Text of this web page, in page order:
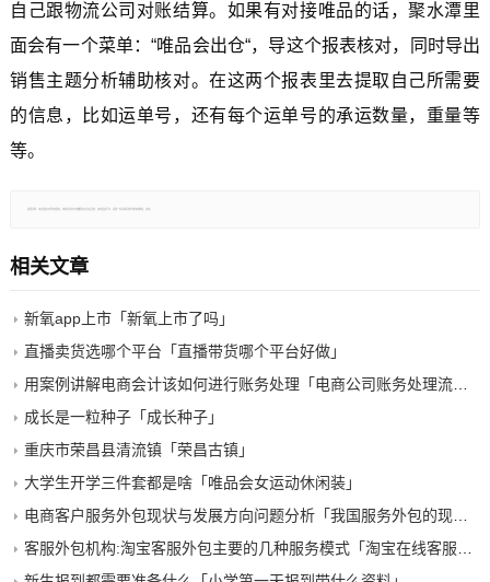
自己跟物流公司对账结算。如果有对接唯品的话，聚水潭里
面会有一个菜单：“唯品会出仓“，导这个报表核对，同时导出
销售主题分析辅助核对。在这两个报表里去提取自己所需要
的信息，比如运单号，还有每个运单号的承运数量，重量等
等。
相关文章
新氧app上市「新氧上市了吗」
直播卖货选哪个平台「直播带货哪个平台好做」
用案例讲解电商会计该如何进行账务处理「电商公司账务处理流程」
成长是一粒种子「成长种子」
重庆市荣昌县清流镇「荣昌古镇」
大学生开学三件套都是啥「唯品会女运动休闲装」
电商客户服务外包现状与发展方向问题分析「我国服务外包的现状」
客服外包机构:淘宝客服外包主要的几种服务模式「淘宝在线客服外包」